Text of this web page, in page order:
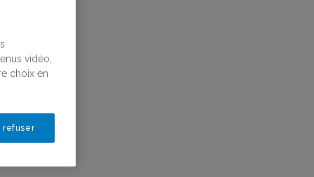
vidéo,
choix en
refuser